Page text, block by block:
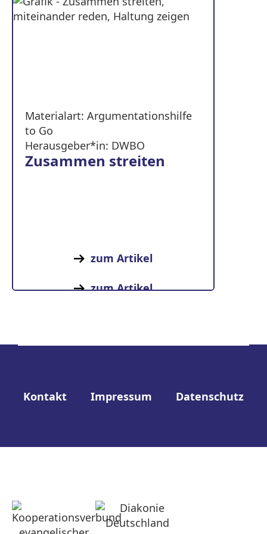
Materialart: Argumentationshilfe
to Go
Herausgeber*in: DWBO
Zusammen streiten
zum Artikel
zum Artikel
Kontakt Impressum Datenschutz